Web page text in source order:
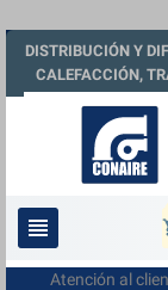
DISTRIBUCIÓN Y
CALEFACCIÓN,
view_headline
Atención al